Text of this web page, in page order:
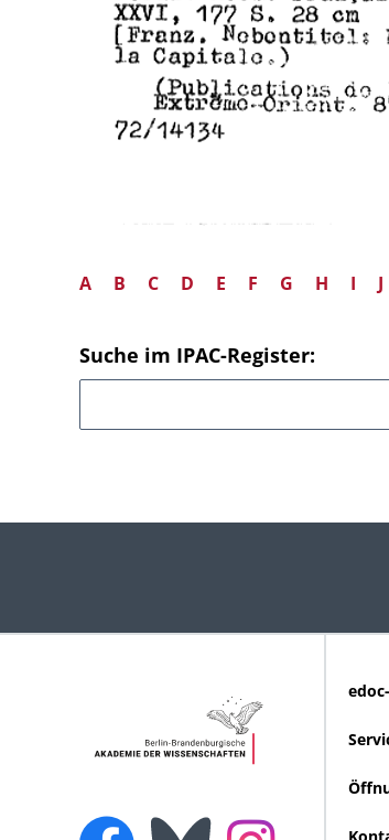
A B C D E F G H I J
Suche im IPAC-Register: